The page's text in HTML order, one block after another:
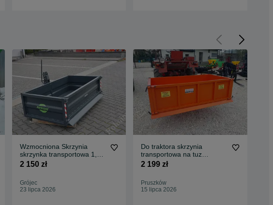
Wzmocniona Skrzynia
skrzynka transportowa 1,65
m z kiprem Transport
2 150 zł
Grójec
23 lipca 2026
Do traktora skrzynia
transportowa na tuz
wzmocniona konstrukcja
2 199 zł
Pruszków
15 lipca 2026